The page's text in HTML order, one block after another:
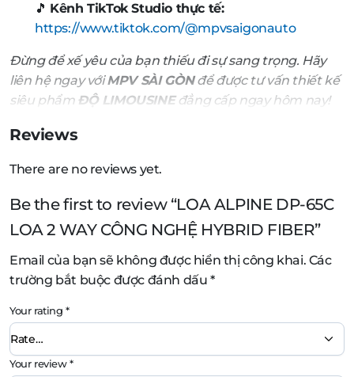
🎵 Kênh TikTok Studio thực tế:
https://www.tiktok.com/@mpvsaigonauto
Đừng để xế yêu của bạn thiếu đi sự sang trọng. Hãy
liên hệ ngay vớiMPV SÀI GÒNđể được tư vấn thiết kế
siêu phẩm ĐỘ LIMOUSINEđẳng cấp ngay hôm nay!
Reviews
There are no reviews yet.
Be the first to review “LOA ALPINE DP-65C
LOA 2 WAY CÔNG NGHỆ HYBRID FIBER”
Email của bạn sẽ không được hiển thị công khai. Các
trường bắt buộc được đánh dấu*
Your rating*
Your review*